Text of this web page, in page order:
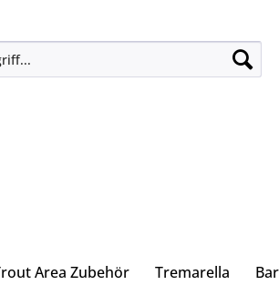
Area Zubehör Tremarella